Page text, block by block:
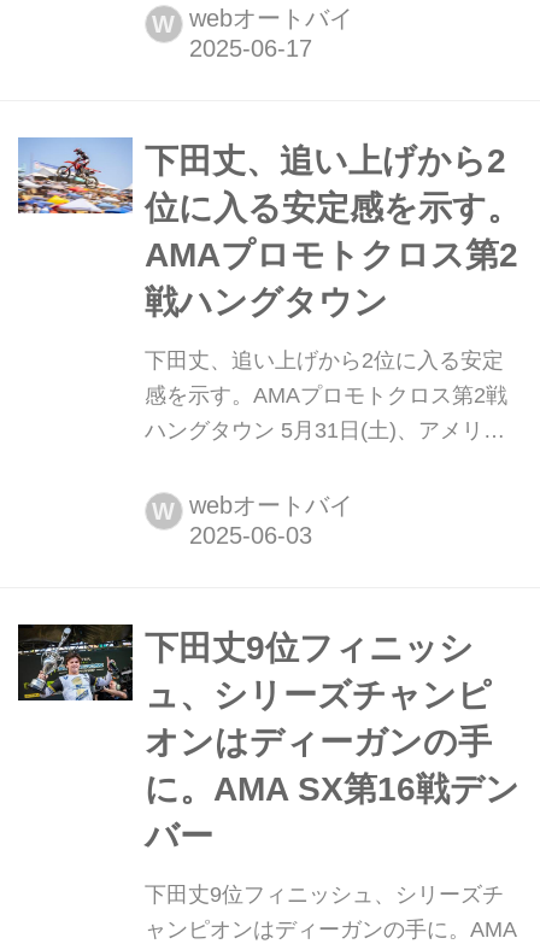
ペンシルベニア州にあるハイポイント
レースウェイで開催されました。 注目
粘り強い追い上げ力が発揮される ・上
位をも上回るラップタイム、...
W webオートバイ
下田丈、追い上げから2
位に入る安定感を示す。
AMAプロモトクロス第2
戦ハングタウン
下田丈、追い上げから2位に入る安定
感を示す。AMAプロモトクロス第2戦
ハングタウン 5月31日(土)、アメリカ
ンにてAMAプロモトクロス選手権第2
戦が開催されました。 注目ポイント
「ライディングもバイクも調子が良
い」。今回も2-2フィニッシュで安定
感を示す...
W webオートバイ
下田丈9位フィニッシ
ュ、シリーズチャンピ
オンはディーガンの手
に。AMA SX第16戦デン
バー
下田丈9位フィニッシュ、シリーズチ
ャンピオンはディーガンの手に。AMA